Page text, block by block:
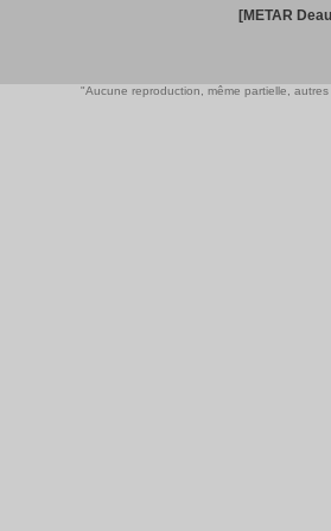
[METAR
"Aucune reproduction, même partielle,